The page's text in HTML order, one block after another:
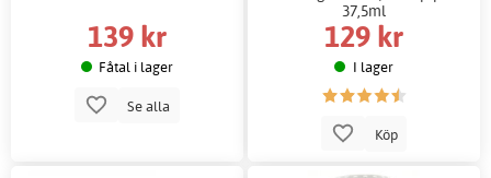
139 kr
Fåtal i lager
Se alla
37,5ml
129 kr
I lager
Köp